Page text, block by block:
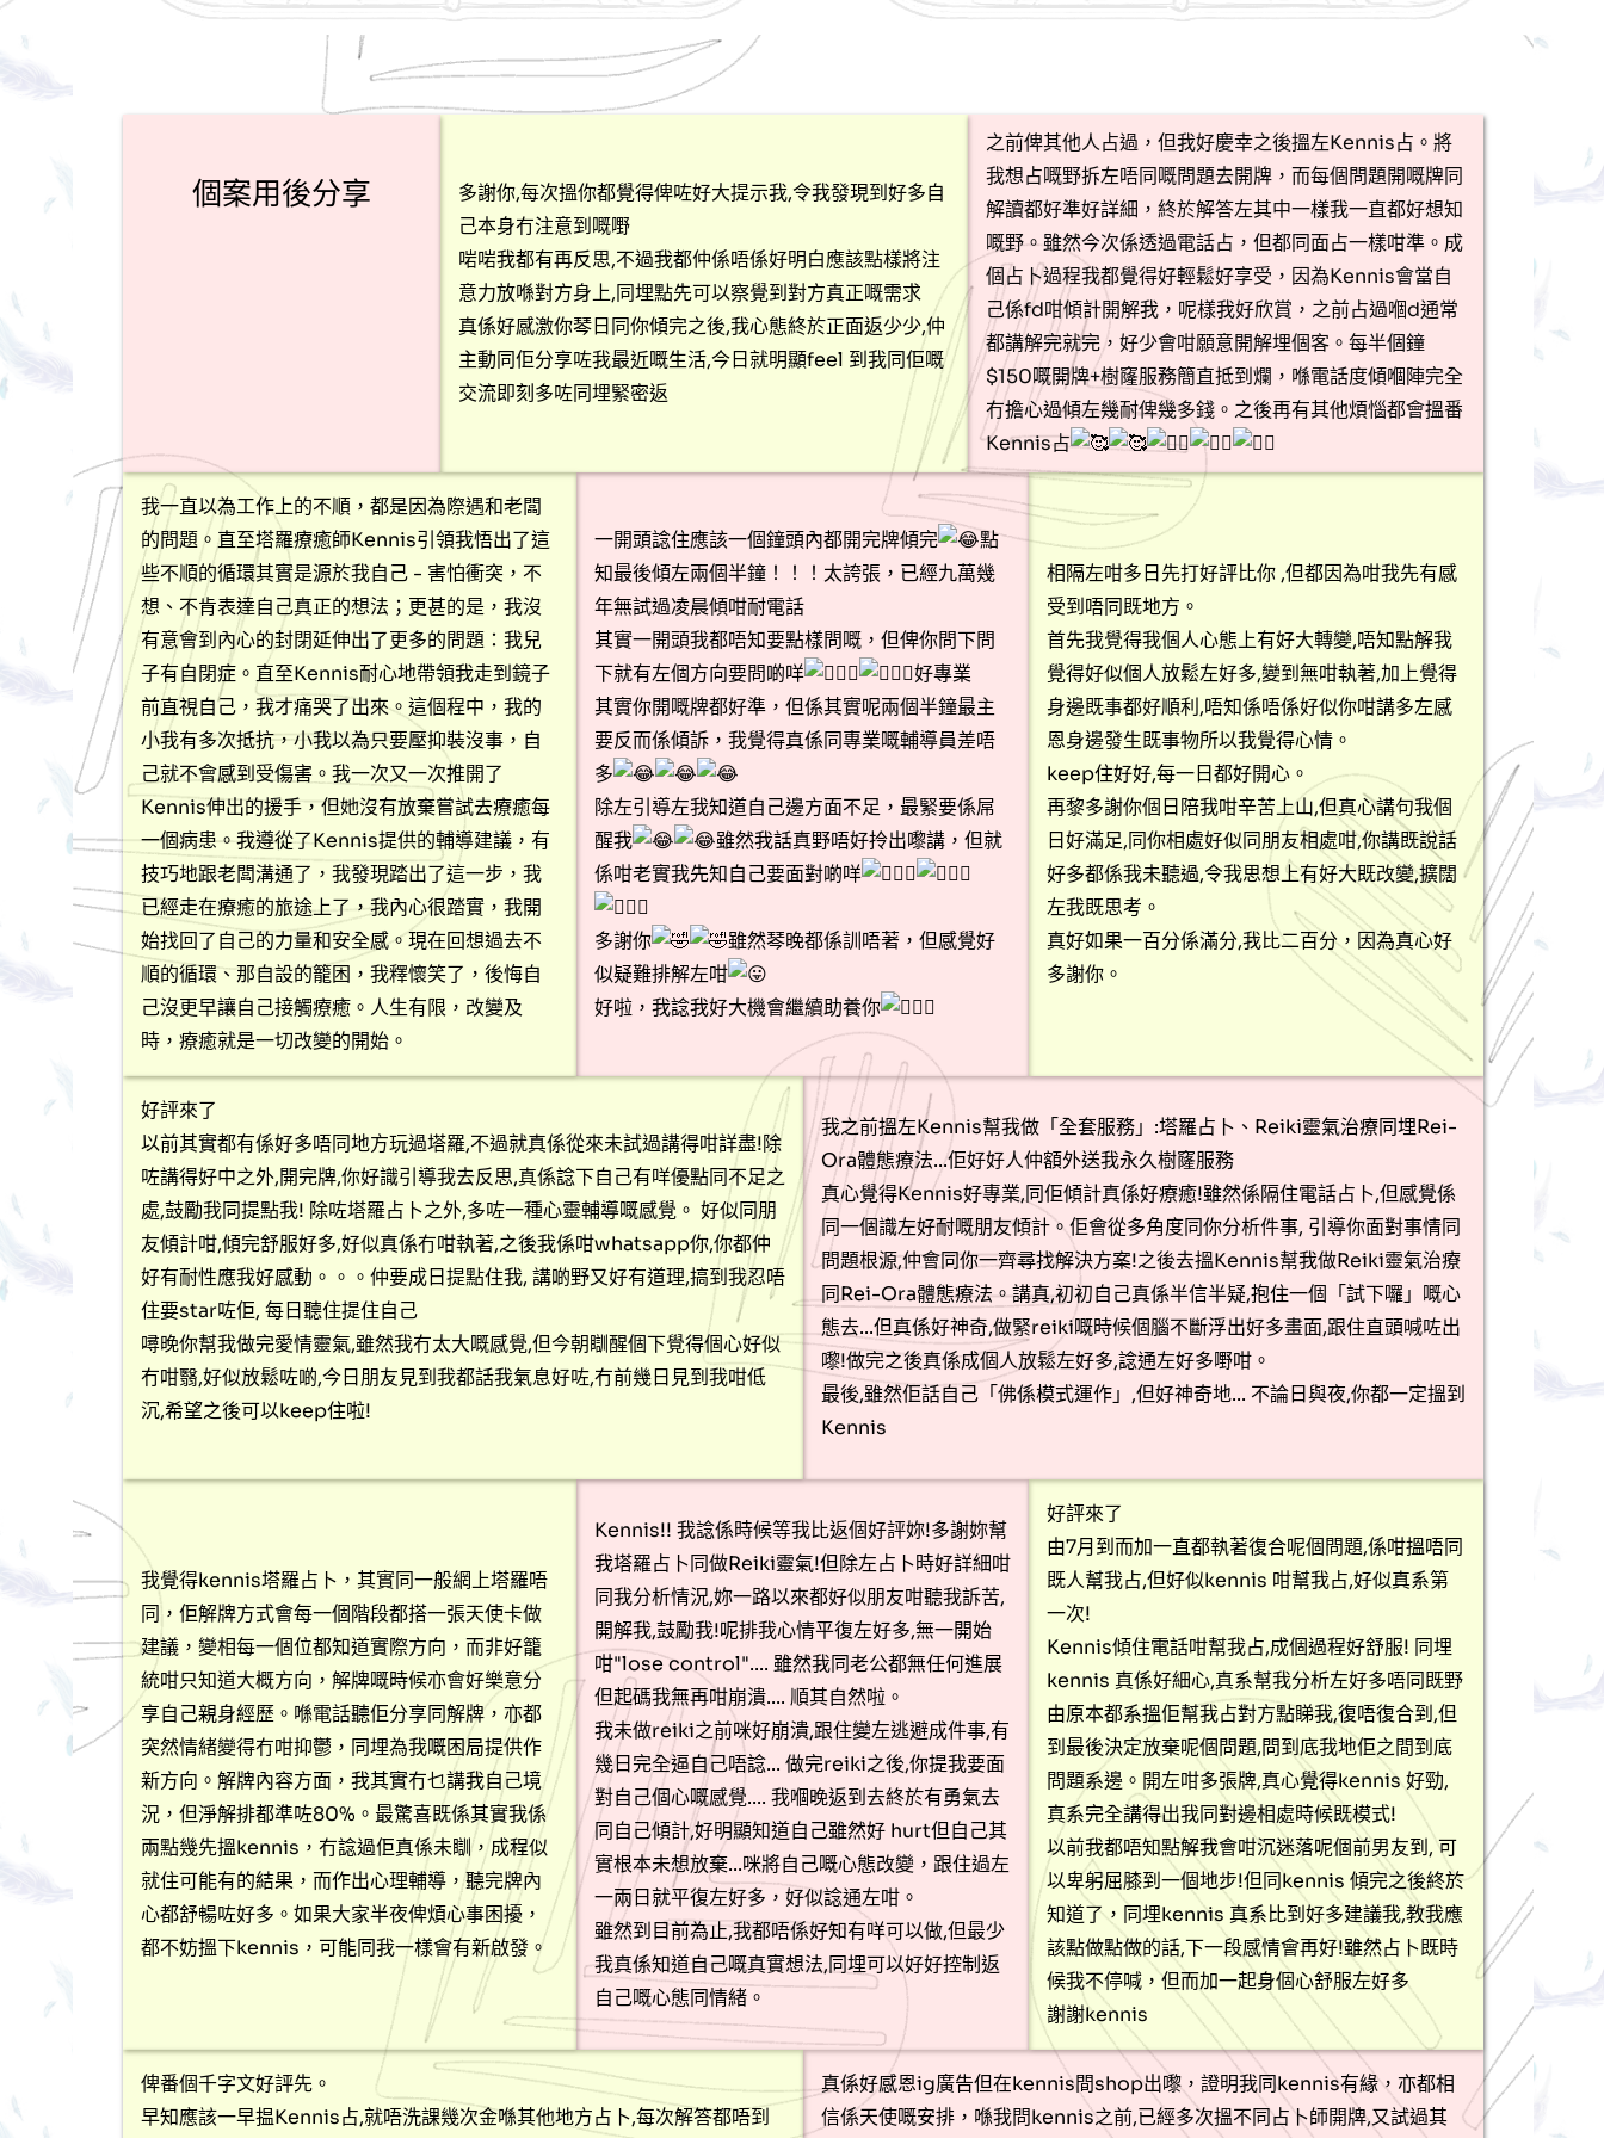
個案用後分享
多謝你,每次搵你都覺得俾咗好大提示我,令我發現到好多自
己本身冇注意到嘅嘢
啱啱我都有再反思,不過我都仲係唔係好明白應該點樣將注
意力放喺對方身上,同埋點先可以察覺到對方真正嘅需求
真係好感激你琴日同你傾完之後,我心態終於正面返少少,仲
主動同佢分享咗我最近嘅生活,今日就明顯feel 到我同佢嘅
交流即刻多咗同埋緊密返
之前俾其他人占過，但我好慶幸之後搵左Kennis占。將
我想占嘅野拆左唔同嘅問題去開牌，而每個問題開嘅牌同
解讀都好準好詳細，終於解答左其中一樣我一直都好想知
嘅野。雖然今次係透過電話占，但都同面占一樣咁準。成
個占卜過程我都覺得好輕鬆好享受，因為Kennis會當自
己係fd咁傾計開解我，呢樣我好欣賞，之前占過嗰d通常
都講解完就完，好少會咁願意開解埋個客。每半個鐘
$150嘅開牌+樹窿服務簡直抵到爛，喺電話度傾嗰陣完全
冇擔心過傾左幾耐俾幾多錢。之後再有其他煩惱都會搵番
Kennis占
我一直以為工作上的不順，都是因為際遇和老闆
的問題。直至塔羅療癒師Kennis引領我悟出了這
些不順的循環其實是源於我自己 - 害怕衝突，不
想、不肯表達自己真正的想法；更甚的是，我沒
有意會到內心的封閉延伸出了更多的問題：我兒
子有自閉症。直至Kennis耐心地帶領我走到鏡子
前直視自己，我才痛哭了出來。這個程中，我的
小我有多次抵抗，小我以為只要壓抑裝沒事，自
己就不會感到受傷害。我一次又一次推開了
Kennis伸出的援手，但她沒有放棄嘗試去療癒每
一個病患。我遵從了Kennis提供的輔導建議，有
技巧地跟老闆溝通了，我發現踏出了這一步，我
已經走在療癒的旅途上了，我內心很踏實，我開
始找回了自己的力量和安全感。現在回想過去不
順的循環、那自設的籠困，我釋懷笑了，後悔自
己沒更早讓自己接觸療癒。人生有限，改變及
時，療癒就是一切改變的開始。
一開頭諗住應該一個鐘頭內都開完牌傾完
點
知最後傾左兩個半鐘！！！太誇張，已經九萬幾
年無試過凌晨傾咁耐電話
其實一開頭我都唔知要點樣問嘅，但俾你問下問
下就有左個方向要問啲咩
好專業
其實你開嘅牌都好準，但係其實呢兩個半鐘最主
要反而係傾訴，我覺得真係同專業嘅輔導員差唔
多
除左引導左我知道自己邊方面不足，最緊要係屌
醒我
雖然我話真野唔好拎出嚟講，但就
係咁老實我先知自己要面對啲咩
多謝你
雖然琴晚都係訓唔著，但感覺好
似疑難排解左咁
好啦，我諗我好大機會繼續助養你
相隔左咁多日先打好評比你 ,但都因為咁我先有感
受到唔同既地方。
首先我覺得我個人心態上有好大轉變,唔知點解我
覺得好似個人放鬆左好多,變到無咁執著,加上覺得
身邊既事都好順利,唔知係唔係好似你咁講多左感
恩身邊發生既事物所以我覺得心情。
keep住好好,每一日都好開心。
再黎多謝你個日陪我咁辛苦上山,但真心講句我個
日好滿足,同你相處好似同朋友相處咁,你講既說話
好多都係我未聽過,令我思想上有好大既改變,擴闊
左我既思考。
真好如果一百分係滿分,我比二百分，因為真心好
多謝你。
好評來了
以前其實都有係好多唔同地方玩過塔羅,不過就真係從來未試過講得咁詳盡!除
咗講得好中之外,開完牌,你好識引導我去反思,真係諗下自己有咩優點同不足之
處,鼓勵我同提點我! 除咗塔羅占卜之外,多咗一種心靈輔導嘅感覺。 好似同朋
友傾計咁,傾完舒服好多,好似真係冇咁執著,之後我係咁whatsapp你,你都仲
好有耐性應我好感動。。。仲要成日提點住我, 講啲野又好有道理,搞到我忍唔
住要star咗佢, 每日聽住提住自己
噚晚你幫我做完愛情靈氣,雖然我冇太大嘅感覺,但今朝瞓醒個下覺得個心好似
冇咁翳,好似放鬆咗啲,今日朋友見到我都話我氣息好咗,冇前幾日見到我咁低
沉,希望之後可以keep住啦!
我之前搵左Kennis幫我做「全套服務」:塔羅占卜、Reiki靈氣治療同埋Rei-
Ora體態療法...佢好好人仲額外送我永久樹窿服務
真心覺得Kennis好專業,同佢傾計真係好療癒!雖然係隔住電話占卜,但感覺係
同一個識左好耐嘅朋友傾計。佢會從多角度同你分析件事, 引導你面對事情同
問題根源,仲會同你一齊尋找解決方案!之後去搵Kennis幫我做Reiki靈氣治療
同Rei-Ora體態療法。講真,初初自己真係半信半疑,抱住一個「試下囉」嘅心
態去...但真係好神奇,做緊reiki嘅時候個腦不斷浮出好多畫面,跟住直頭喊咗出
嚟!做完之後真係成個人放鬆左好多,諗通左好多嘢咁。
最後,雖然佢話自己「佛係模式運作」,但好神奇地... 不論日與夜,你都一定搵到
Kennis
我覺得kennis塔羅占卜，其實同一般網上塔羅唔
同，佢解牌方式會每一個階段都搭一張天使卡做
建議，變相每一個位都知道實際方向，而非好籠
統咁只知道大概方向，解牌嘅時候亦會好樂意分
享自己親身經歷。喺電話聽佢分享同解牌，亦都
突然情緒變得冇咁抑鬱，同埋為我嘅困局提供作
新方向。解牌內容方面，我其實冇乜講我自己境
況，但淨解排都準咗80%。最驚喜既係其實我係
兩點幾先搵kennis，冇諗過佢真係未瞓，成程似
就住可能有的結果，而作出心理輔導，聽完牌內
心都舒暢咗好多。如果大家半夜俾煩心事困擾，
都不妨搵下kennis，可能同我一樣會有新啟發。
Kennis!! 我諗係時候等我比返個好評妳!多謝妳幫
我塔羅占卜同做Reiki靈氣!但除左占卜時好詳細咁
同我分析情況,妳一路以來都好似朋友咁聽我訴苦,
開解我,鼓勵我!呢排我心情平復左好多,無一開始
咁"lose control".... 雖然我同老公都無任何進展
但起碼我無再咁崩潰.... 順其自然啦。
我未做reiki之前咪好崩潰,跟住變左逃避成件事,有
幾日完全逼自己唔諗... 做完reiki之後,你提我要面
對自己個心嘅感覺.... 我嗰晚返到去終於有勇氣去
同自己傾計,好明顯知道自己雖然好 hurt但自己其
實根本未想放棄...咪將自己嘅心態改變，跟住過左
一兩日就平復左好多，好似諗通左咁。
雖然到目前為止,我都唔係好知有咩可以做,但最少
我真係知道自己嘅真實想法,同埋可以好好控制返
自己嘅心態同情緒。
好評來了
由7月到而加一直都執著復合呢個問題,係咁搵唔同
既人幫我占,但好似kennis 咁幫我占,好似真系第
一次!
Kennis傾住電話咁幫我占,成個過程好舒服! 同埋
kennis 真係好細心,真系幫我分析左好多唔同既野
由原本都系搵佢幫我占對方點睇我,復唔復合到,但
到最後決定放棄呢個問題,問到底我地佢之間到底
問題系邊。開左咁多張牌,真心覺得kennis 好勁,
真系完全講得出我同對邊相處時候既模式!
以前我都唔知點解我會咁沉迷落呢個前男友到, 可
以卑躬屈膝到一個地步!但同kennis 傾完之後終於
知道了，同埋kennis 真系比到好多建議我,教我應
該點做點做的話,下一段感情會再好!雖然占卜既時
候我不停喊，但而加一起身個心舒服左好多
謝謝kennis
俾番個千字文好評先。
早知應該一早揾Kennis占,就唔洗課幾次金喺其他地方占卜,每次解答都唔到
真係好感恩ig廣告但在kennis間shop出嚟，證明我同kennis有緣，亦都相
信係天使嘅安排，喺我問kennis之前,已經多次搵不同占卜師開牌,又試過其